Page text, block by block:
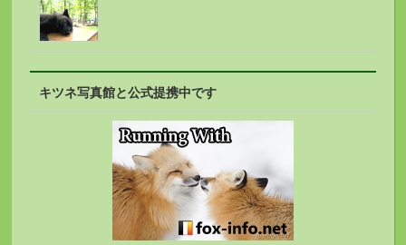
キツネ写真館と公式提携中です